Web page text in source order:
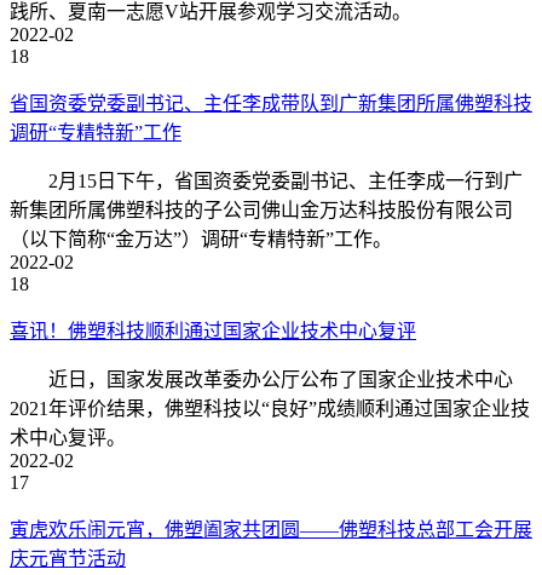
践所、夏南一志愿V站开展参观学习交流活动。
2022-02
18
省国资委党委副书记、主任李成带队到广新集团所属佛塑科技
调研“专精特新”工作
2月15日下午，省国资委党委副书记、主任李成一行到广
新集团所属佛塑科技的子公司佛山金万达科技股份有限公司
（以下简称“金万达”）调研“专精特新”工作。
2022-02
18
喜讯！佛塑科技顺利通过国家企业技术中心复评
近日，国家发展改革委办公厅公布了国家企业技术中心
2021年评价结果，佛塑科技以“良好”成绩顺利通过国家企业技
术中心复评。
2022-02
17
寅虎欢乐闹元宵，佛塑阖家共团圆——佛塑科技总部工会开展
庆元宵节活动